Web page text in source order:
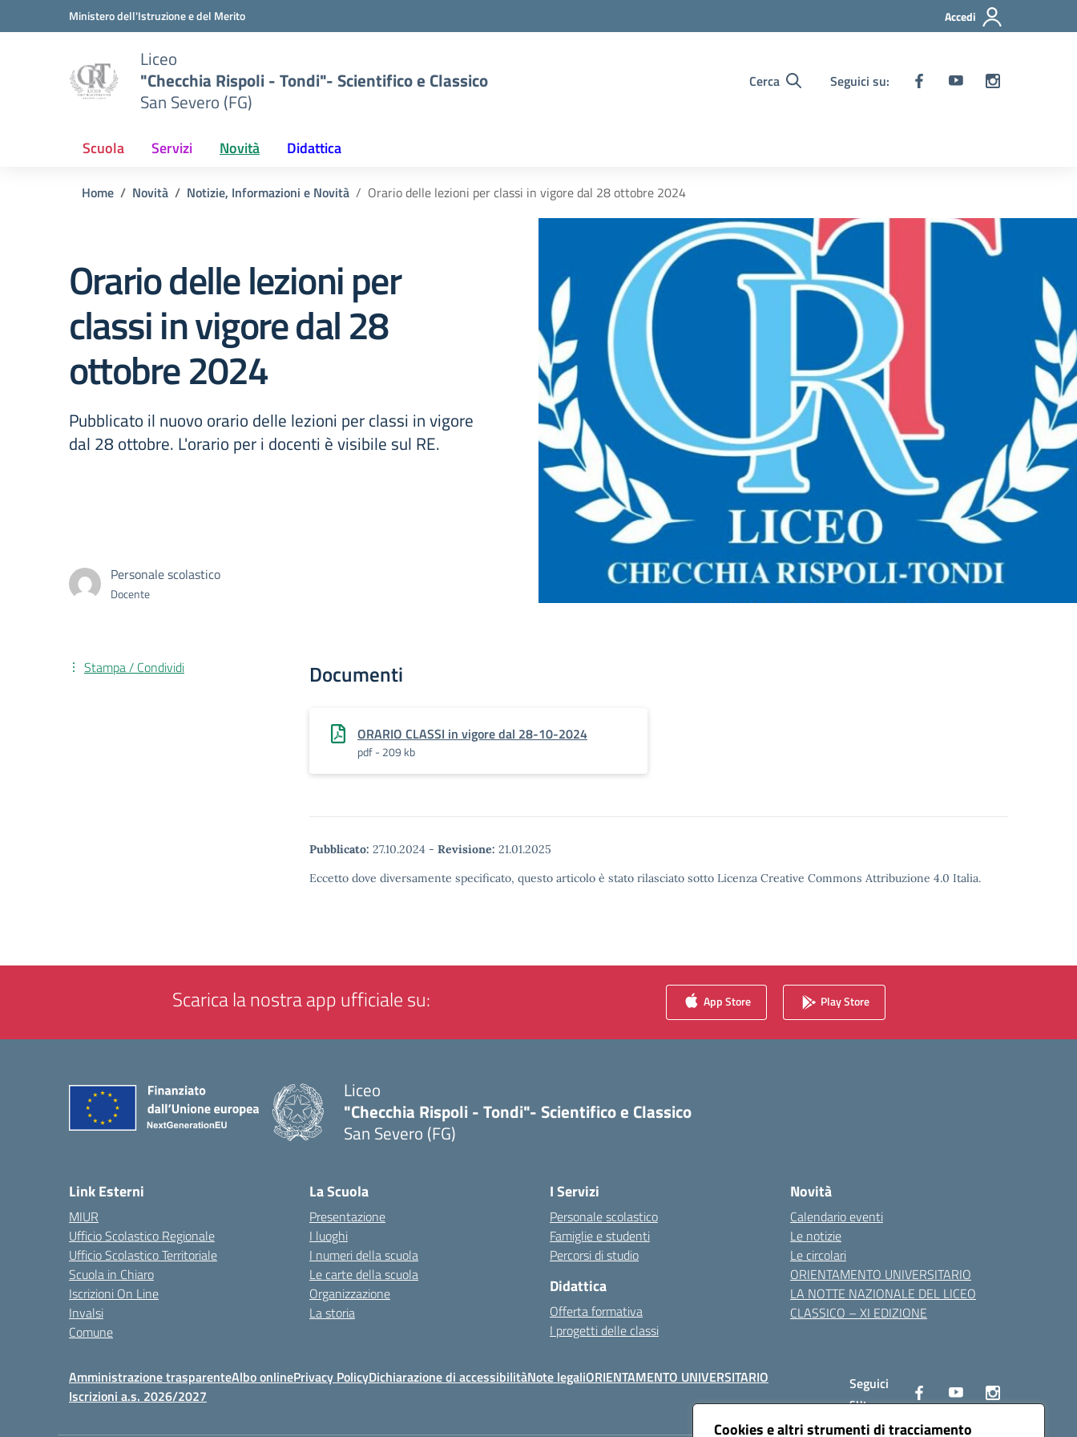
Cookies e altri strumenti di tracciamento
Vai ai contenuti
Vai al menu di navigazioneMinistero dell'Istruzione e del Merito Accedi
Liceo
"Checchia Rispoli - Tondi"- Scientifico e Classico
San Severo (FG)
Cerca Seguici su:
Scuola Servizi Novità Didattica
Home Novità Notizie, Informazioni e Novità Orario delle lezioni per classi in vigore dal 28 ottobre 2024
Orario delle lezioni per
classi in vigore dal 28
ottobre 2024
Pubblicato il nuovo orario delle lezioni per classi in vigore
dal 28 ottobre. L'orario per i docenti è visibile sul RE.
Personale scolastico
Docente
Documenti
ORARIO CLASSI in vigore dal 28-10-2024
pdf - 209 kb
Pubblicato: 27.10.2024 - Revisione: 21.01.2025
Eccetto dove diversamente specificato, questo articolo è stato rilasciato sotto Licenza Creative Commons Attribuzione 4.0 Italia.
Stampa / Condividi
Scarica la nostra app ufficiale su: App Store Play Store
Liceo
"Checchia Rispoli - Tondi"- Scientifico e Classico
San Severo (FG)
Link Esterni
MIUR
Ufficio Scolastico Regionale
Ufficio Scolastico Territoriale
Scuola in Chiaro
Iscrizioni On Line
Invalsi
Comune
La Scuola
Presentazione
I luoghi
I numeri della scuola
Le carte della scuola
Organizzazione
La storia
I Servizi
Personale scolastico
Famiglie e studenti
Percorsi di studio
Didattica
Offerta formativa
I progetti delle classi
Novità
Calendario eventi
Le notizie
Le circolari
ORIENTAMENTO UNIVERSITARIO
LA NOTTE NAZIONALE DEL LICEO
CLASSICO – XI EDIZIONE
Amministrazione trasparenteAlbo onlinePrivacy PolicyDichiarazione di accessibilitàNote legaliORIENTAMENTO UNIVERSITARIO
Iscrizioni a.s. 2026/2027
Seguici
su: